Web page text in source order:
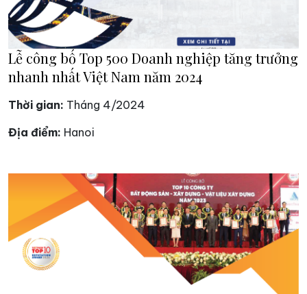
Lễ công bố Top 500 Doanh nghiệp tăng trưởng
nhanh nhất Việt Nam năm 2024
Thời gian: Tháng 4/2024
Địa điểm: Hanoi